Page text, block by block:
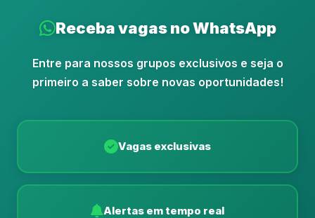
Receba vagas no WhatsApp
Entre para nossos grupos exclusivos e seja o
primeiro a saber sobre novas oportunidades!
Vagas exclusivas
Alertas em tempo real